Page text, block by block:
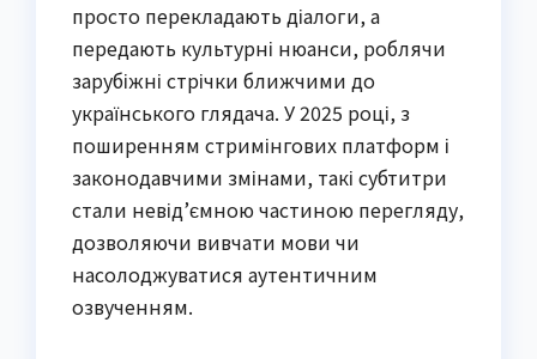
просто перекладають діалоги, а
передають культурні нюанси, роблячи
зарубіжні стрічки ближчими до
українського глядача. У 2025 році, з
поширенням стримінгових платформ і
законодавчими змінами, такі субтитри
стали невід’ємною частиною перегляду,
дозволяючи вивчати мови чи
насолоджуватися аутентичним
озвученням.